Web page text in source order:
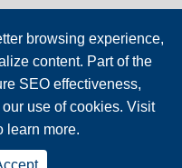
Co., Ltd.
browsing experience,
content. Part of the
SEO effectiveness,
use of cookies. Visit
learn more.